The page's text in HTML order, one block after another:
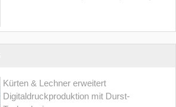
Kürten & Lechner erweitert
Digitaldruckproduktion mit Durst-